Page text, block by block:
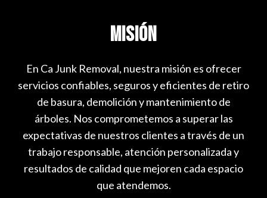
Misión
En Ca Junk Removal, nuestra misión es ofrecer
servicios confiables, seguros y eficientes de retiro
de basura, demolición y mantenimiento de
árboles. Nos comprometemos a superar las
expectativas de nuestros clientes a través de un
trabajo responsable, atención personalizada y
resultados de calidad que mejoren cada espacio
que atendemos.